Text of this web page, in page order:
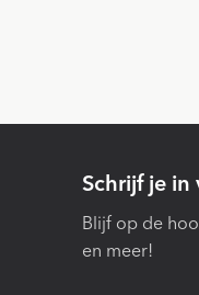
Schrijf je
Blijf op de
en meer!